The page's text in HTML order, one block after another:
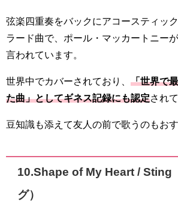
弦楽四重奏をバックにアコースティッ
ラード曲で、ポール・マッカートニー
言われています。
世界中でカバーされており、 「世界で
た曲」としてギネス記録にも認定され
豆知識も添えて友人の前で歌うのもおす
10.Shape of My Heart / Sting
グ）